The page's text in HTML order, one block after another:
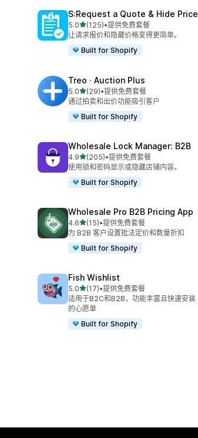
S:Request a Quote & Hide Price
5.0星（满分 5 星）
(125)
总共 125 条评论
•提供免费套餐
让请求报价和隐藏价格变得更简单。
Built for Shopify
Treo · Auction Plus
5.0星（满分 5 星）
(29)
总共 29 条评论
•提供免费套餐
通过拍卖和出价功能吸引客户
Built for Shopify
Wholesale Lock Manager: B2B
4.9星（满分 5 星）
(205)
总共 205 条评论
•提供免费套餐
使用锁和密码显示或隐藏店铺内容。
Built for Shopify
Wholesale Pro B2B Pricing App
4.6星（满分 5 星）
(15)
总共 15 条评论
•提供免费套餐
为 B2B 客户设置批法定价和数量折扣
Built for Shopify
Fish Wishlist
5.0星（满分 5 星）
(17)
总共 17 条评论
•提供免费套餐
适用于B2C和B2B，功能丰富且快速安装
的心愿单
Built for Shopify